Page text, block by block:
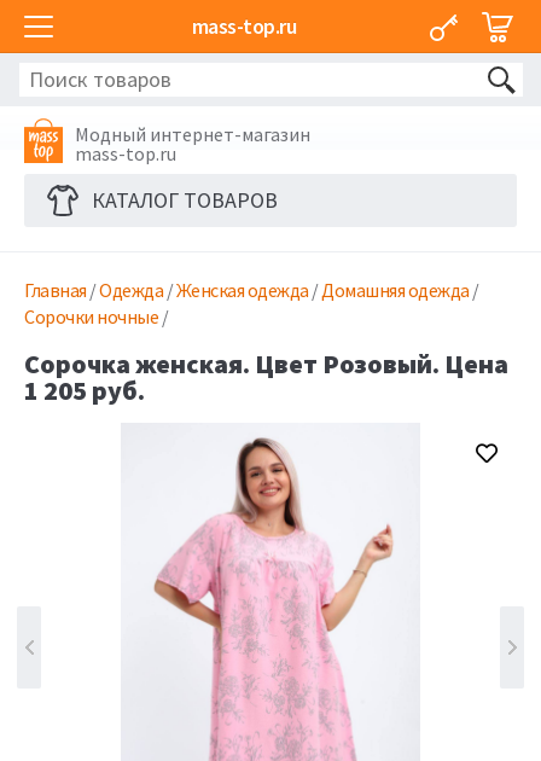
mass-top.ru
Модный интернет-магазин
mass-top.ru
КАТАЛОГ ТОВАРОВ
Главная /Одежда /Женская одежда /Домашняя одежда /
Сорочки ночные /
Сорочка женская. Цвет Розовый. Цена
1 205 руб.